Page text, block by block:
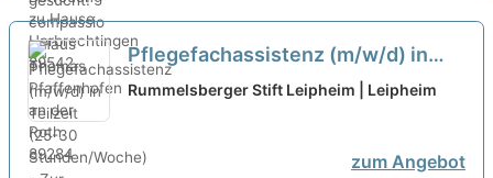
Pflegefachassistenz (m/w/d) in
Teilzeit (25-30 Stunden/Woche) -
Rummelsberger Stift Leipheim | Leipheim
zum Angebot